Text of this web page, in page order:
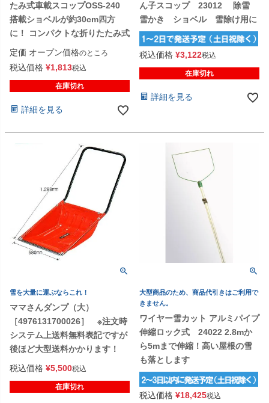
たみ式車載スコップOSS-240
搭載ショベルが約30cm四方
に！ コンパクトな折りたたみ式
定価 オープン価格のところ
税込価格 ¥1,813税込
在庫切れ
詳細を見る
ん子スコップ 23012 除雪
雪かき ショベル 雪除け用に
税込価格 ¥3,122税込
在庫切れ
詳細を見る
雪を大量に運ぶならこれ！
ママさんダンプ（大）
［4976131700026］ ※注文時
システム上送料無料表記ですが
後ほど大型送料かかります！
税込価格 ¥5,500税込
在庫切れ
大型商品のため、商品代引きはご利用で
きません。
ワイヤー雪カット アルミパイプ
伸縮ロック式 24022 2.8mか
ら5mまで伸縮！高い屋根の雪
も落とします
税込価格 ¥18,425税込